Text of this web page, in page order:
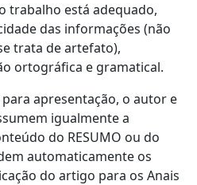
trabalho está adequado,
das informações (não
trata de artefato),
ortográfica e gramatical.
apresentação, o autor e
igualmente a
do RESUMO ou do
automaticamente os
do artigo para os Anais